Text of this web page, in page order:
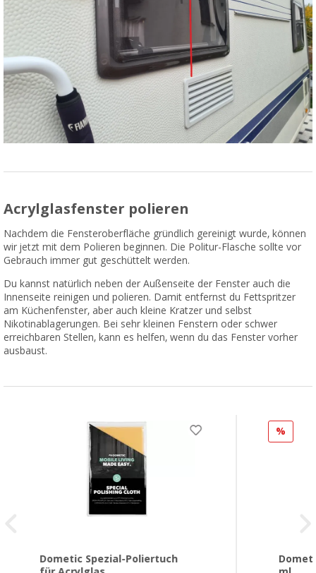
Acrylglasfenster polieren
Nachdem die Fensteroberfläche gründlich gereinigt wurde, können
wir jetzt mit dem Polieren beginnen. Die Politur-Flasche sollte vor
Gebrauch immer gut geschüttelt werden.
Du kannst natürlich neben der Außenseite der Fenster auch die
Innenseite reinigen und polieren. Damit entfernst du Fettspritzer
am Küchenfenster, aber auch kleine Kratzer und selbst
Nikotinablagerungen. Bei sehr kleinen Fenstern oder schwer
erreichbaren Stellen, kann es helfen, wenn du das Fenster vorher
ausbaust.
Dometic Spezial-Poliertuch
%